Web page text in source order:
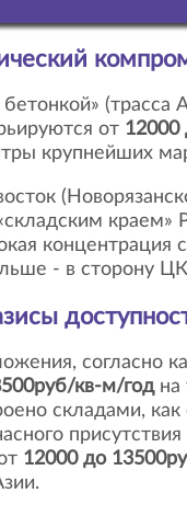
от 12000
крупнейших
концентрация
- в сторону
кв-м/годна
складами,
12000 до